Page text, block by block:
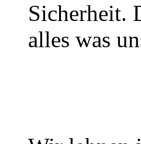
Sicherheit.
alles was